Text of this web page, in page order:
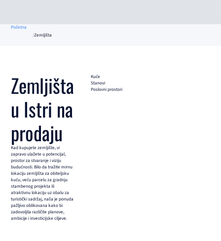
Početna
Zemljišta
Zemljišta
u Istri na
prodaju
Kad kupujete zemljište, vi
zapravo ulažete u potencijal,
prostor za stvaranje i viziju
budućnosti. Bilo da tražite mirnu
lokaciju zemljišta za obiteljsku
kuću, veću parcelu za gradnju
stambenog projekta ili
atraktivnu lokaciju uz obalu za
turistički sadržaj, naša je ponuda
pažljivo oblikovana kako bi
zadovoljila različite planove,
ambicije i investicijske ciljeve.
Kuće
Stanovi
Poslovni prostori